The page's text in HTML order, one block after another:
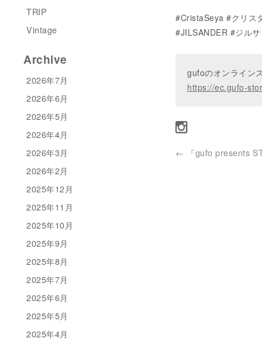
#CristaSeya #クリス
#JILSANDER #ジル
gufoのオンライン
https://ec.gufo-
← 『gufo presents
TRIP
Vintage
Archive
2026年7月
2026年6月
2026年5月
2026年4月
2026年3月
2026年2月
2025年12月
2025年11月
2025年10月
2025年9月
2025年8月
2025年7月
2025年6月
2025年5月
2025年4月